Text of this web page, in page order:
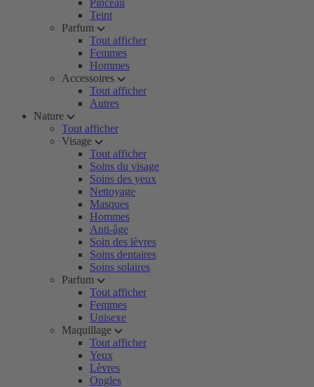
Pinceau
Teint
Parfum
Tout afficher
Femmes
Hommes
Accessoires
Tout afficher
Autres
Nature
Tout afficher
Visage
Tout afficher
Soins du visage
Soins des yeux
Nettoyage
Masques
Hommes
Anti-âge
Soin des lèvres
Soins dentaires
Soins solaires
Parfum
Tout afficher
Femmes
Unisexe
Maquillage
Tout afficher
Yeux
Lèvres
Ongles